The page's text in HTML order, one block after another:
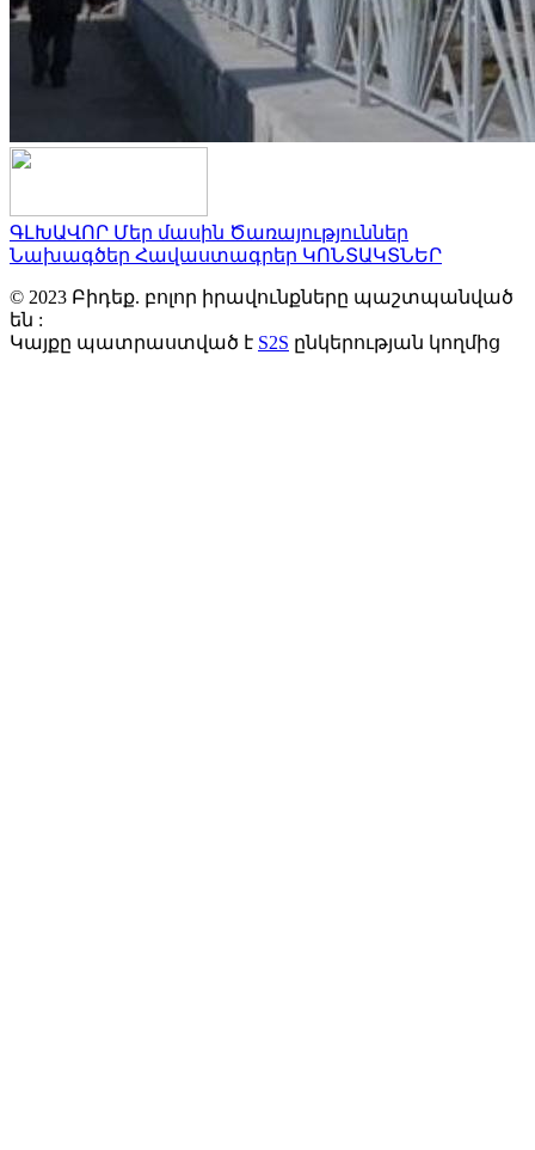
ԳԼԽԱՎՈՐ Մեր մասին Ծառայություններ
Նախագծեր Հավաստագրեր ԿՈՆՏԱԿՏՆԵՐ
© 2023 Բիդեք. բոլոր իրավունքները պաշտպանված
են :
Կայքը պատրաստված է S2S ընկերության կողմից